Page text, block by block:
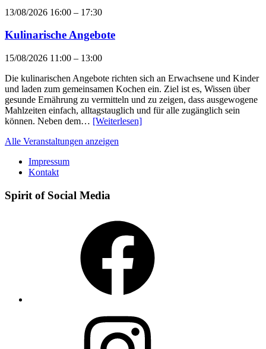
13/08/2026 16:00 – 17:30
Kulinarische Angebote
15/08/2026 11:00 – 13:00
Die kulinarischen Angebote richten sich an Erwachsene und Kinder
und laden zum gemeinsamen Kochen ein. Ziel ist es, Wissen über
gesunde Ernährung zu vermitteln und zu zeigen, dass ausgewogene
Mahlzeiten einfach, alltagstauglich und für alle zugänglich sein
können. Neben dem… [Weiterlesen]
Alle Veranstaltungen anzeigen
Impressum
Kontakt
Spirit of Social Media